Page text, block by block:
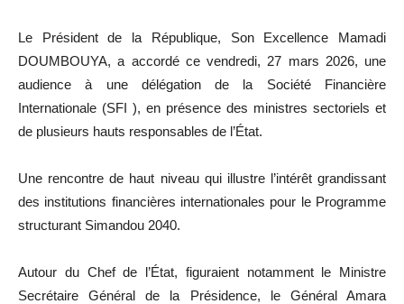
Le Président de la République, Son Excellence Mamadi
DOUMBOUYA, a accordé ce vendredi, 27 mars 2026, une
audience à une délégation de la Société Financière
Internationale (SFI ), en présence des ministres sectoriels et
de plusieurs hauts responsables de l’État.
Une rencontre de haut niveau qui illustre l’intérêt grandissant
des institutions financières internationales pour le Programme
structurant Simandou 2040.
Autour du Chef de l’État, figuraient notamment le Ministre
Secrétaire Général de la Présidence, le Général Amara